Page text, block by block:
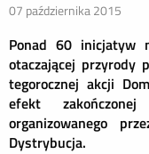
07 października 2015
Ponad 60 inicjatyw
otaczającej przyrody
tegorocznej akcji
efekt
organizowanego
Dystrybucja.